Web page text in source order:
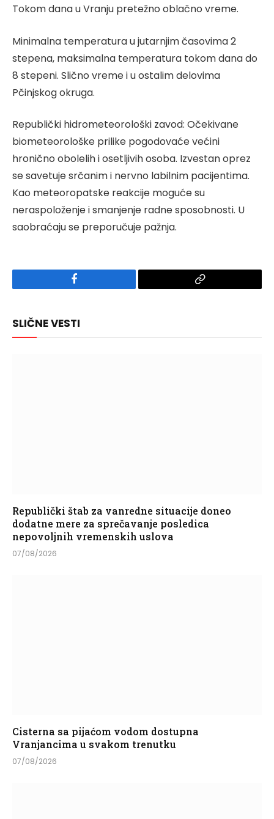
Tokom dana u Vranju pretežno oblačno vreme.
Minimalna temperatura u jutarnjim časovima 2
stepena, maksimalna temperatura tokom dana do
8 stepeni. Slično vreme i u ostalim delovima
Pčinjskog okruga.
Republički hidrometeorološki zavod: Očekivane
biometeorološke prilike pogodovaće većini
hronično obolelih i osetljivih osoba. Izvestan oprez
se savetuje srčanim i nervno labilnim pacijentima.
Kao meteoropatske reakcije moguće su
neraspoloženje i smanjenje radne sposobnosti. U
saobraćaju se preporučuje pažnja.
Facebook
Copy
SLIČNE VESTI
Republički štab za vanredne situacije doneo
dodatne mere za sprečavanje posledica
nepovoljnih vremenskih uslova
07/08/2026
Cisterna sa pijaćom vodom dostupna
Vranjancima u svakom trenutku
07/08/2026